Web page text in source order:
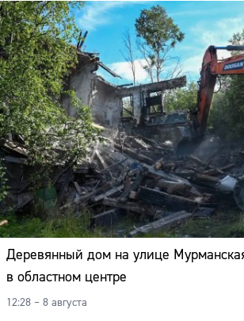
Деревянный дом на улице
в областном центре
12:28 – 8 августа